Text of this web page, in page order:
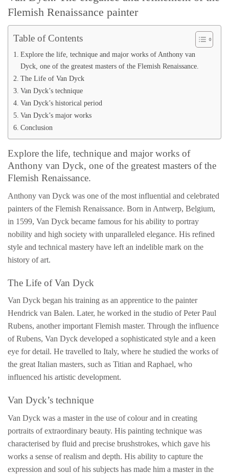
Flemish Renaissance painter
Table of Contents
Explore the life, technique and major works of Anthony van
Dyck, one of the greatest masters of the Flemish Renaissance.
The Life of Van Dyck
Van Dyck’s technique
Van Dyck’s historical period
Van Dyck’s major works
Conclusion
Explore the life, technique and major works of
Anthony van Dyck, one of the greatest masters of the
Flemish Renaissance.
Anthony van Dyck was one of the most influential and celebrated
painters of the Flemish Renaissance. Born in Antwerp, Belgium,
in 1599, Van Dyck became famous for his ability to portray
nobility and high society with unparalleled elegance. His refined
style and technical mastery have left an indelible mark on the
history of art.
The Life of Van Dyck
Van Dyck began his training as an apprentice to the painter
Hendrick van Balen. Later, he worked in the studio of Peter Paul
Rubens, another important Flemish master. Through the influence
of Rubens, Van Dyck developed a sophisticated style and a keen
eye for detail. He travelled to Italy, where he studied the works of
the great Italian masters, such as Titian and Raphael, who
influenced his artistic development.
Van Dyck’s technique
Van Dyck was a master in the use of colour and in creating
portraits of extraordinary beauty. His painting technique was
characterised by fluid and precise brushstrokes, which gave his
works a sense of realism and depth. His ability to capture the
expression and soul of his subjects has made him a master in the